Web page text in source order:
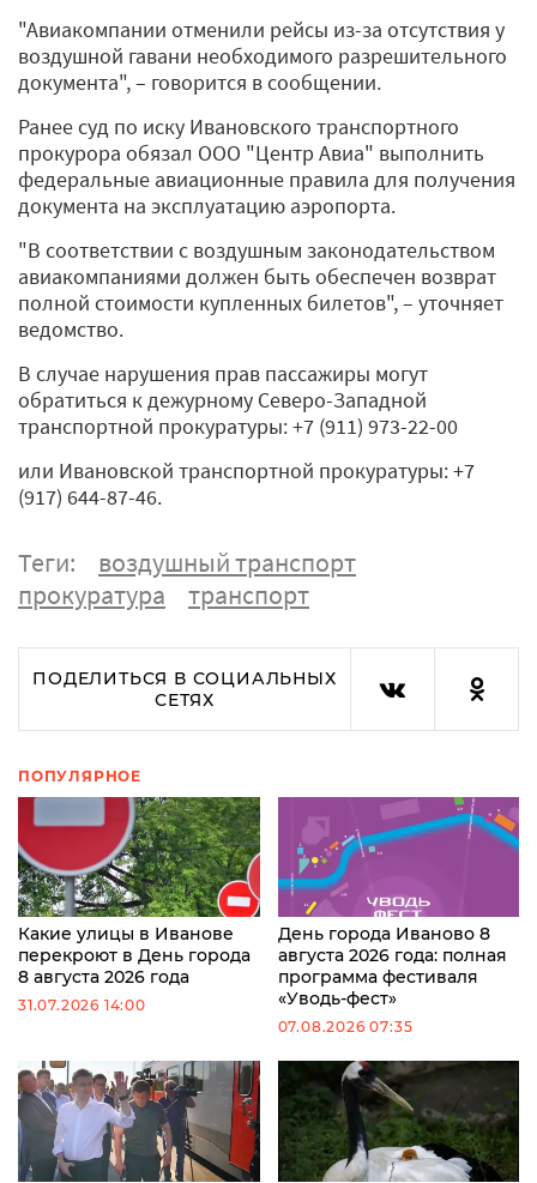
"Авиакомпании отменили рейсы из-за отсутствия у
воздушной гавани необходимого разрешительного
документа", – говорится в сообщении.
Ранее суд по иску Ивановского транспортного
прокурора обязал ООО "Центр Авиа" выполнить
федеральные авиационные правила для получения
документа на эксплуатацию аэропорта.
"В соответствии с воздушным законодательством
авиакомпаниями должен быть обеспечен возврат
полной стоимости купленных билетов", – уточняет
ведомство.
В случае нарушения прав пассажиры могут
обратиться к дежурному Северо-Западной
транспортной прокуратуры: +7 (911) 973-22-00
или Ивановской транспортной прокуратуры: +7
(917) 644-87-46.
Теги:
воздушный транспорт
прокуратура
транспорт
ПОДЕЛИТЬСЯ В СОЦИАЛЬНЫХ
СЕТЯХ
ПОПУЛЯРНОЕ
Какие улицы в Иванове
перекроют в День города
8 августа 2026 года
31.07.2026 14:00
День города Иваново 8
августа 2026 года: полная
программа фестиваля
«Уводь-фест»
07.08.2026 07:35